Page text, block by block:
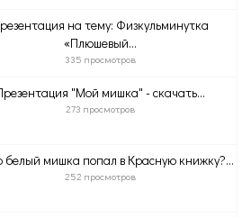
на тему: Физкульминутка
«Плюшевый...
335 просмотров
"Мой мишка" - скачать...
273 просмотров
белый мишка попал в Красную книжку?...
252 просмотров